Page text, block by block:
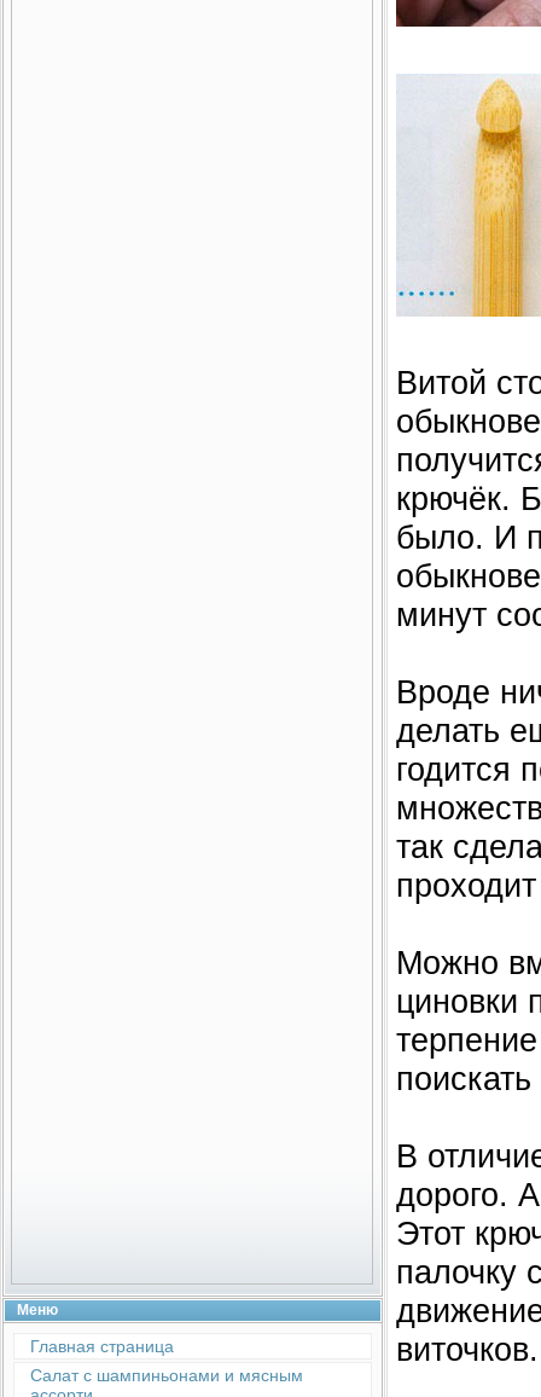
Меню
Главная страница
Салат с шампиньонами и мясным
Витой
крючёк.
было. И
минут
Вроде
делать
годится
так
Можно
циновки
В
дорого.
Этот
палочку
виточков.